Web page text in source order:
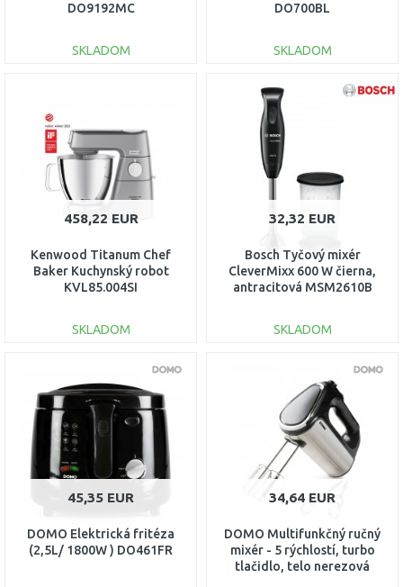
DO9192MC
SKLADOM
DO700BL
SKLADOM
DO KOŠÍKA
Porovnať
458,22 EUR
Kenwood Titanum Chef
Baker Kuchynský robot
KVL85.004SI
SKLADOM
Porovnať
32,32 EUR
Bosch Tyčový mixér
CleverMixx 600 W čierna,
antracitová MSM2610B
SKLADOM
Porovnať
45,35 EUR
DOMO Elektrická fritéza
(2,5L/ 1800W ) DO461FR
34,64 EUR
DOMO Multifunkčný ručný
mixér - 5 rýchlostí, turbo
tlačidlo, telo nerezová